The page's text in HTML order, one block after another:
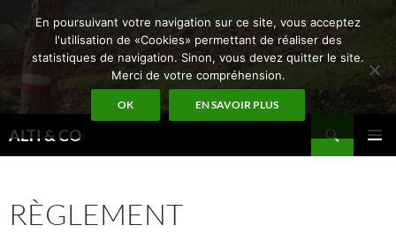
contenu
ALTI & CO
RÈGLEMENT
En poursuivant votre navigation sur ce site, vous acceptez
l'utilisation de «Cookies» permettant de réaliser des
statistiques de navigation. Sinon, vous devez quitter le site.
Merci de votre compréhension.
OK EN SAVOIR PLUS